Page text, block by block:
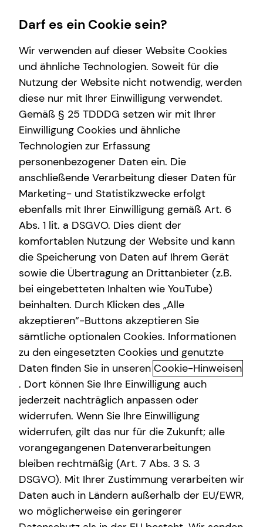
Wissenswertes
Über mich
Über tecis
Podcast
teamzukunft
Interview
Service
Kundenportal
Schadenabwicklung
Finanzberatung
Videoberatung
Spezialisten-Netzwerk
Private Krankenvorsorge
Immobilienfinanzierung
Betriebliche Altersvorsorge
Investment
Kapitalanlage Immobilien
Altersvorsorge
Gewerbliche Versicherungen
Arbeitskraftabsicherung
Kindervorsorge
Sach- und Vermögenssicherung
Expat
Karriere-Infos
Karrierechancen
Initiativbewerbung
Tobias Persson
Tobias Persson kennenlernen in
Lübeck
Willkommen! Lassen Sie uns gemeinsam
Ihre Zukunft gestalten.
Ich bin dein persönlicher Ansprechpartner vor Ort und
Online. Hier erfährst du mehr über mich.
Über mich
Egal, wo du privat und beruflich gerade stehst: In jeder
Lebensphase stellen sich neue Fragen rund um Vorsorge,
Absicherung und Finanzen. Ich biete dir eine
ganzheitliche und ungebundene Beratung, die alle
Darf es ein Cookie sein?
Wir verwenden auf dieser Website Cookies
und ähnliche Technologien. Soweit für die
Nutzung der Website nicht notwendig, werden
diese nur mit Ihrer Einwilligung verwendet.
Gemäß § 25 TDDDG setzen wir mit Ihrer
Einwilligung Cookies und ähnliche
Technologien zur Erfassung
personenbezogener Daten ein. Die
anschließende Verarbeitung dieser Daten für
Marketing- und Statistikzwecke erfolgt
ebenfalls mit Ihrer Einwilligung gemäß Art. 6
Abs. 1 lit. a DSGVO. Dies dient der
komfortablen Nutzung der Website und kann
die Speicherung von Daten auf Ihrem Gerät
sowie die Übertragung an Drittanbieter (z.B.
bei eingebetteten Inhalten wie YouTube)
beinhalten. Durch Klicken des „Alle
akzeptieren“-Buttons akzeptieren Sie
sämtliche optionalen Cookies. Informationen
zu den eingesetzten Cookies und genutzte
Daten finden Sie in unseren Cookie-Hinweisen
. Dort können Sie Ihre Einwilligung auch
jederzeit nachträglich anpassen oder
widerrufen. Wenn Sie Ihre Einwilligung
widerrufen, gilt das nur für die Zukunft; alle
vorangegangenen Datenverarbeitungen
bleiben rechtmäßig (Art. 7 Abs. 3 S. 3
DSGVO). Mit Ihrer Zustimmung verarbeiten wir
Daten auch in Ländern außerhalb der EU/EWR,
wo möglicherweise ein geringerer